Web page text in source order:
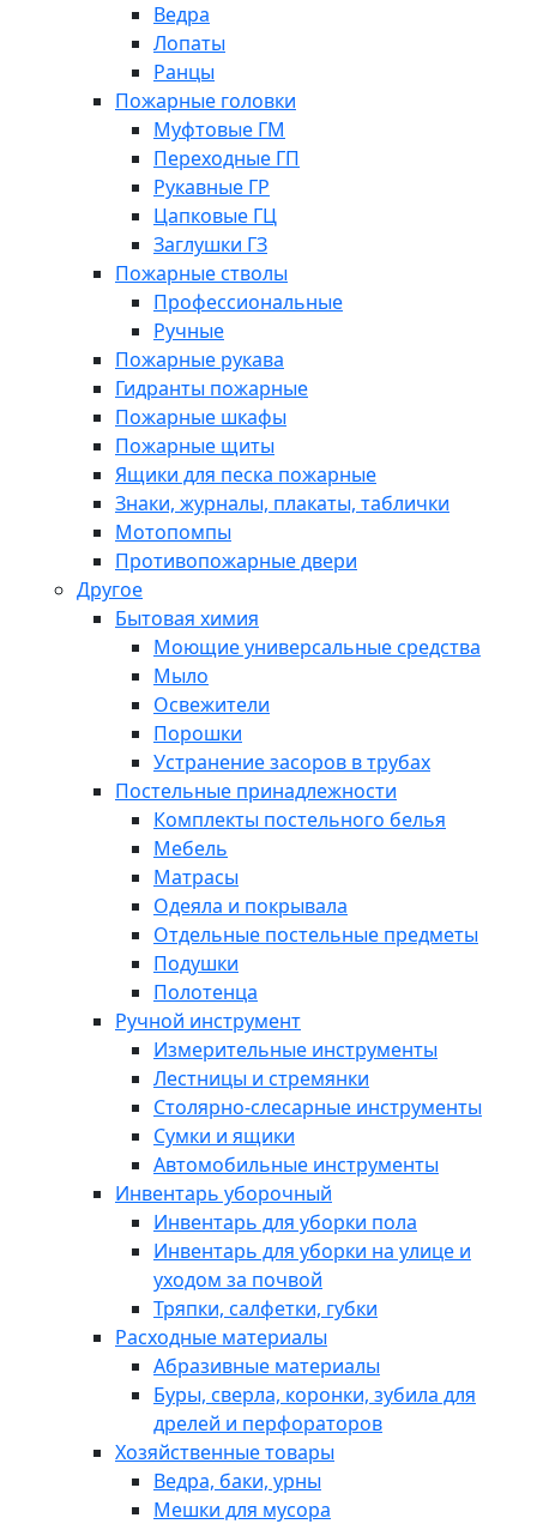
Ведра
Лопаты
Ранцы
Пожарные головки
Муфтовые ГМ
Переходные ГП
Рукавные ГР
Цапковые ГЦ
Заглушки ГЗ
Пожарные стволы
Профессиональные
Ручные
Пожарные рукава
Гидранты пожарные
Пожарные шкафы
Пожарные щиты
Ящики для песка пожарные
Знаки, журналы, плакаты, таблички
Мотопомпы
Противопожарные двери
Другое
Бытовая химия
Моющие универсальные средства
Мыло
Освежители
Порошки
Устранение засоров в трубах
Постельные принадлежности
Комплекты постельного белья
Мебель
Матрасы
Одеяла и покрывала
Отдельные постельные предметы
Подушки
Полотенца
Ручной инструмент
Измерительные инструменты
Лестницы и стремянки
Столярно-слесарные инструменты
Сумки и ящики
Автомобильные инструменты
Инвентарь уборочный
Инвентарь для уборки пола
Инвентарь для уборки на улице и
уходом за почвой
Тряпки, салфетки, губки
Расходные материалы
Абразивные материалы
Буры, сверла, коронки, зубила для
дрелей и перфораторов
Хозяйственные товары
Ведра, баки, урны
Мешки для мусора